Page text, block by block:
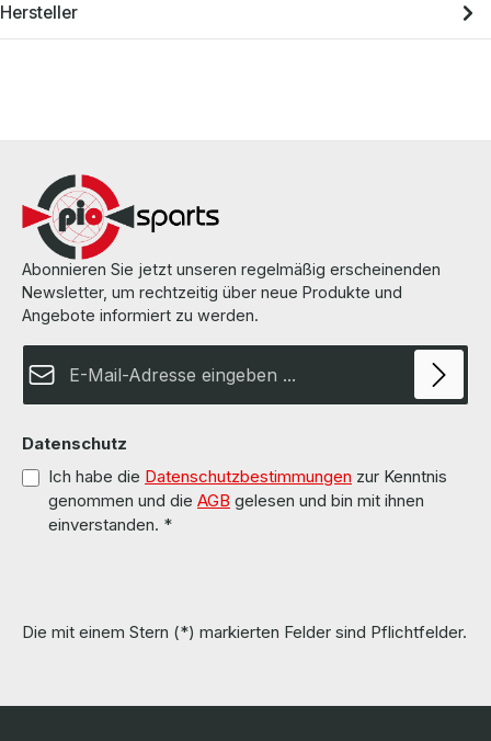
Hersteller
Abonnieren Sie jetzt unseren regelmäßig erscheinenden
Newsletter, um rechtzeitig über neue Produkte und
Angebote informiert zu werden.
Datenschutz
Ich habe die Datenschutzbestimmungen zur Kenntnis
genommen und die AGB gelesen und bin mit ihnen
einverstanden. *
Die mit einem Stern (*) markierten Felder sind Pflichtfelder.